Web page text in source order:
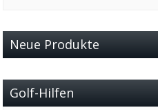
Neue Produkte
Golf-Hilfen